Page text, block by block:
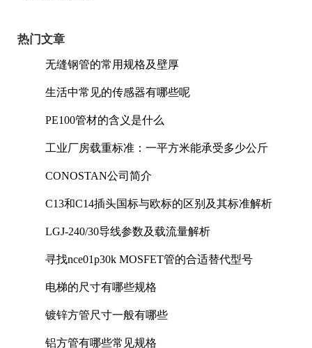
热门文章
无缝钢管的常用规格及壁厚
生活中常见的传感器有哪些呢
PE100管材的含义是什么
工业厂房载重标准：一平方米能承受多少公斤
CONOSTAN公司简介
C13和C14插头国标与欧标的区别及其标准解析
LGJ-240/30导线参数及载流量解析
寻找nce01p30k MOSFET管的合适替代型号
电梯的尺寸有哪些规格
镀锌方管尺寸一般有哪些
铝方管有哪些常见规格